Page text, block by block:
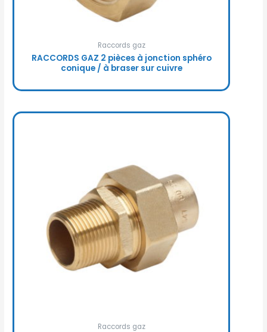
Raccords gaz
RACCORDS GAZ 2 pièces à jonction sphéro
conique / à braser sur cuivre
Raccords gaz